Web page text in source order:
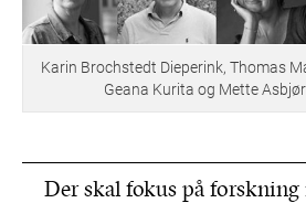
Karin Brochstedt Dieperink, Thomas
Geana Kurita og Mette
Der skal fokus på forskning